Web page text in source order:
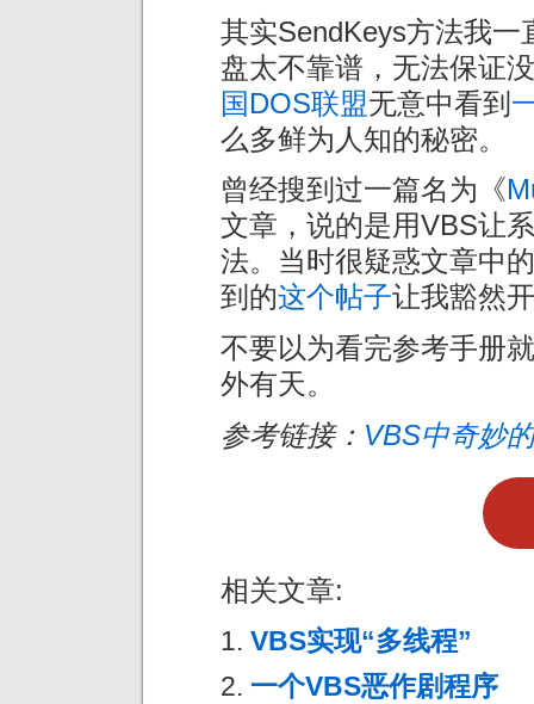
其实SendKeys方法我
盘太不靠谱，无法保证
国DOS联盟无意中看到
么多鲜为人知的秘密。
曾经搜到过一篇名为《
文章，说的是用VBS让
法。当时很疑惑文章中
到的这个帖子让我豁然
不要以为看完参考手册
外有天。
参考链接： VBS中奇妙
相关文章:
VBS实现“多线程”
一个VBS恶作剧程序